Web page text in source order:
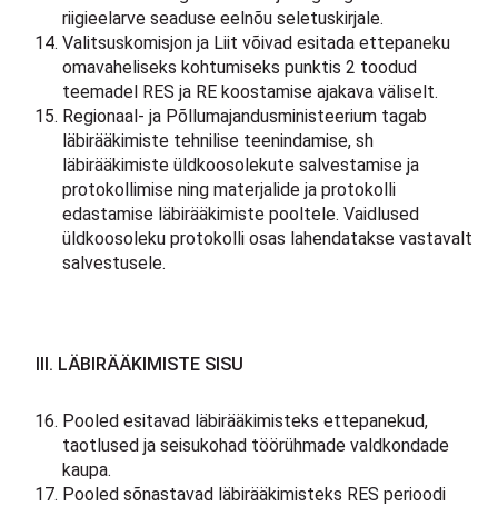
riigieelarve seaduse eelnõu seletuskirjale.
Valitsuskomisjon ja Liit võivad esitada ettepaneku
omavaheliseks kohtumiseks punktis 2 toodud
teemadel RES ja RE koostamise ajakava väliselt.
Regionaal- ja Põllumajandusministeerium tagab
läbirääkimiste tehnilise teenindamise, sh
läbirääkimiste üldkoosolekute salvestamise ja
protokollimise ning materjalide ja protokolli
edastamise läbirääkimiste pooltele. Vaidlused
üldkoosoleku protokolli osas lahendatakse vastavalt
salvestusele.
III. LÄBIRÄÄKIMISTE SISU
Pooled esitavad läbirääkimisteks ettepanekud,
taotlused ja seisukohad töörühmade valdkondade
kaupa.
Pooled sõnastavad läbirääkimisteks RES perioodi